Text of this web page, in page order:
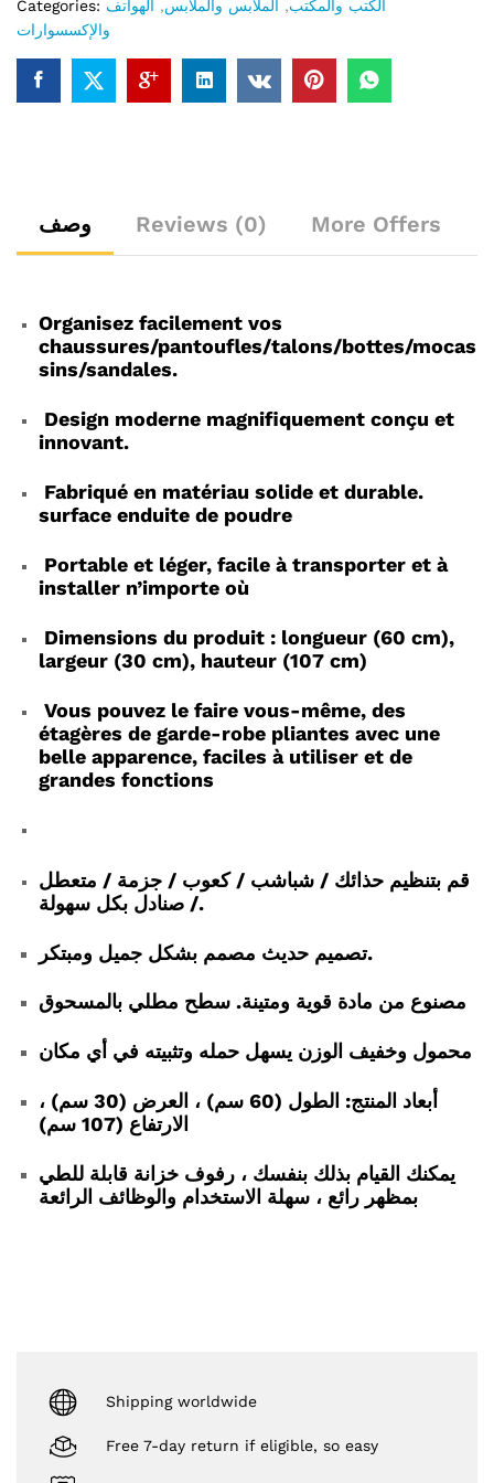
u
t
f
Categories: الكتب والمكتب, الملابس والملابس, الهواتف
والإكسسوارات
وصف Reviews (0) More Offers
Organisez facilement vos
chaussures/pantoufles/talons/bottes/mocas
sins/sandales.
Design moderne magnifiquement conçu et
innovant.
Fabriqué en matériau solide et durable.
surface enduite de poudre
Portable et léger, facile à transporter et à
installer n’importe où
Dimensions du produit : longueur (60 cm),
largeur (30 cm), hauteur (107 cm)
Vous pouvez le faire vous-même, des
étagères de garde-robe pliantes avec une
belle apparence, faciles à utiliser et de
grandes fonctions
قم بتنظيم حذائك / شباشب / كعوب / جزمة / متعطل
/ صنادل بكل سهولة.
تصميم حديث مصمم بشكل جميل ومبتكر.
مصنوع من مادة قوية ومتينة. سطح مطلي بالمسحوق
محمول وخفيف الوزن يسهل حمله وتثبيته في أي مكان
أبعاد المنتج: الطول (60 سم) ، العرض (30 سم) ،
الارتفاع (107 سم)
يمكنك القيام بذلك بنفسك ، رفوف خزانة قابلة للطي
بمظهر رائع ، سهلة الاستخدام والوظائف الرائعة
Shipping worldwide
Free 7-day return if eligible, so easy